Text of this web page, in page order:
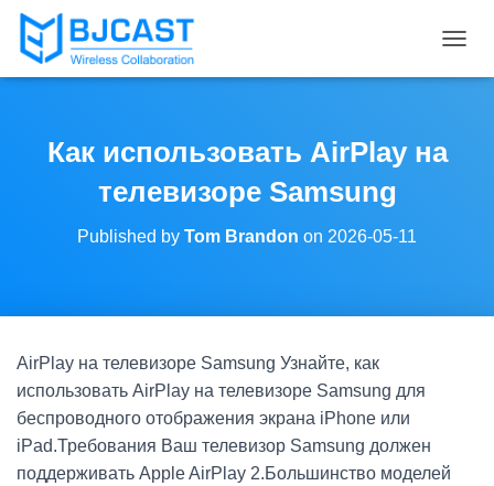
O
Как использовать AirPlay на
телевизоре Samsung
Published by Tom Brandon on 2026-05-11
AirPlay на телевизоре Samsung Узнайте, как
использовать AirPlay на телевизоре Samsung для
беспроводного отображения экрана iPhone или
iPad.Требования Ваш телевизор Samsung должен
поддерживать Apple AirPlay 2.Большинство моделей